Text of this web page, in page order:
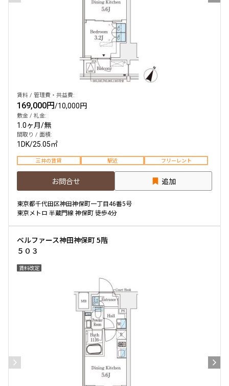
〜
フリーレント付き
間取り
3LDK
4LDK〜
専有面積
〜
築年数
新築
3年以内
10年以内
20年以内
30年以内
駅から徒歩
賃料 / 管理費・共益費:
169,000円/10,000円
敷金 / 礼金:
1.0ヶ月/無
間取り / 面積:
1DK/25.05㎡
三井の賃貸 駅近 フリーレント
お問合せ 追加
東京都千代田区神田神保町一丁目46番5号
東京メトロ 半蔵門線 神保町 徒歩4分
ベルファース神田神保町 5階
５０３
賃料改定